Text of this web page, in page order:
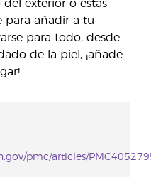
exterior o estás
para añadir a tu
para todo, desde
de la piel, ¡añade
pmc/articles/